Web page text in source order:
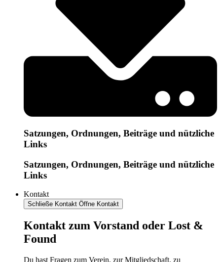
Satzungen, Ordnungen, Beiträge und nützliche
Links
Satzungen, Ordnungen, Beiträge und nützliche
Links
Kontakt
Schließe Kontakt Öffne Kontakt
Kontakt zum Vorstand oder Lost &
Found
Du hast Fragen zum Verein, zur Mitgliedschaft, zu